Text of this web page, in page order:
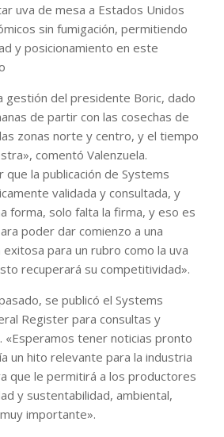
uva de mesa a Estados Unidos
sin fumigación, permitiendo
y posicionamiento en este
gestión del presidente Boric, dado
de partir con las cosechas de
zonas norte y centro, y el tiempo
comentó Valenzuela.
la publicación de Systems
validada y consultada, y
forma, solo falta la firma, y eso es
poder dar comienzo a una
para un rubro como la uva
recuperará su competitividad».
se publicó el Systems
Register para consultas y
«Esperamos tener noticias pronto
un hito relevante para la industria
que le permitirá a los productores
y sustentabilidad, ambiental,
importante».